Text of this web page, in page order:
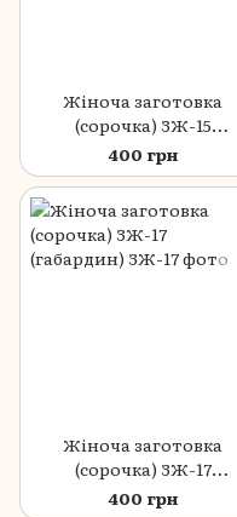
Жіноча заготовка
(сорочка) ЗЖ-15
(габардин)
400 грн
Жіноча заготовка
(сорочка) ЗЖ-17
(габардин)
400 грн